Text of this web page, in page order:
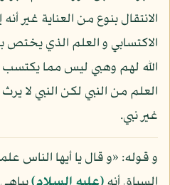
الانتقال بنوع من العناية غير
الاكتسابي و العلم الذي يختص
الله لهم وهبي ليس مما يكتسب
العلم من النبي لكن النبي لا
غير نبي.
و قوله: «و قال يا أيها الناس